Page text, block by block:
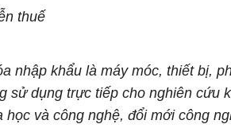
thuế
nhập khẩu là máy móc, thiết bị,
sử dụng trực tiếp cho nghiên cứu
học và công nghệ, đổi mới công